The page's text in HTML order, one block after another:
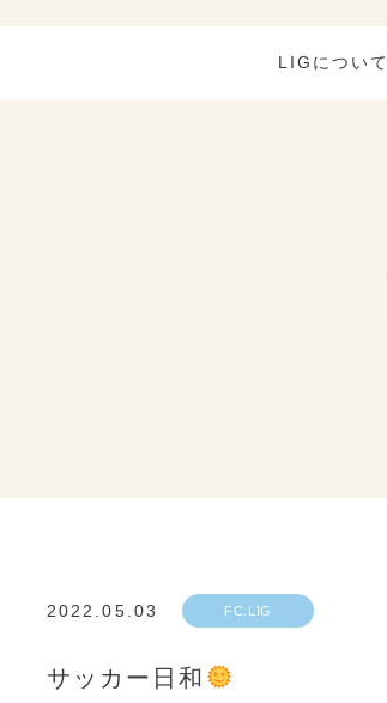
LIGについて
2022.05.03 FC.LIG
サッカー日和